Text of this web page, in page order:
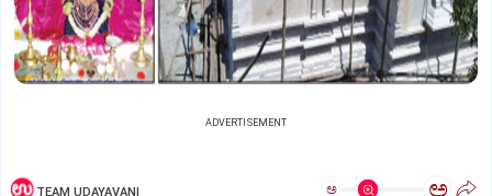
ADVERTISEMENT
TEAM UDAYAVANI ಅ ಅ